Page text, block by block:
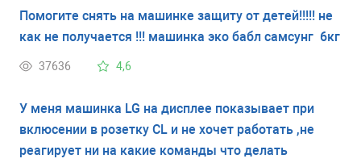
Помогите снять на машинке защиту от детей!!!!! не
как не получается !!! машинка эко бабл самсунг 6кг
37636 4,6
У меня машинка LG на дисплее показывает при
вклюсении в розетку CL и не хочет работать ,не
реагирует ни на какие команды что делать